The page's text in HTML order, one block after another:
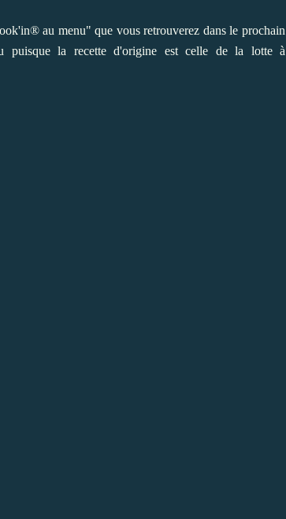
au menu" que vous retrouverez dans le prochain
puisque la recette d'origine est celle de la lotte à